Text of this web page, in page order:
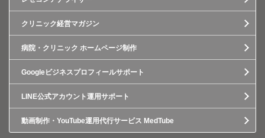
クリニック経営マガジン
病院・クリニック ホームページ制作
Googleビジネスプロフィールサポート
LINE公式アカウント運用サポート
動画制作・YouTube運用代行サービス MedTube